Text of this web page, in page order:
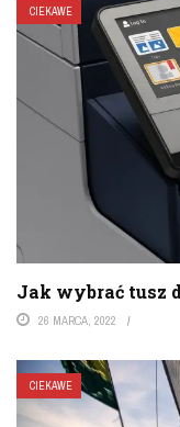
CIEKAWE
Jak wybrać tusz
26 MARCA, 2022
CIEKAWE